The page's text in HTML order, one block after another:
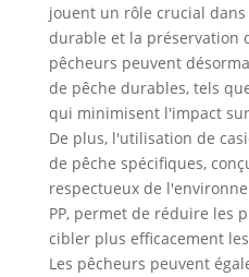
jouent un rôle crucial
durable et la préservation
pêcheurs peuvent
de pêche durables, tels
qui minimisent l'impact
De plus, l'utilisation de
de pêche spécifiques,
respectueux de
PP, permet de réduire les
cibler plus efficacement
Les pêcheurs peuvent